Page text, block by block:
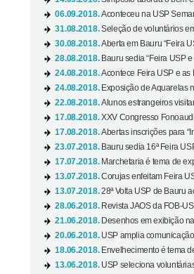
06.09.2018.Aconteceu na USP
31.08.2018.Seleção de voluntários
30.08.2018.Aberta em Bauru “Feira
28.08.2018. Bauru sedia “Feira USP
24.08.2018.Acontece Feira USP e as
24.08.2018. Exposição de Aquarelas
22.08.2018.Alunos estrangeiros
17.08.2018.XXV Congresso
17.08.2018.Abertas inscrições para
23.07.2018. Bauru sedia 16ª Feira
17.07.2018. Marchetaria é tema de
13.07.2018.Corujas enfeitam Feira
13.07.2018.28ª Volta USP de Bauru
28.06.2018. Revista JAOS da FOB-
21.06.2018. Desenhos em exibição
20.06.2018. USP amplia
18.06.2018. Envelhecimento é tema
13.06.2018. USP seleciona